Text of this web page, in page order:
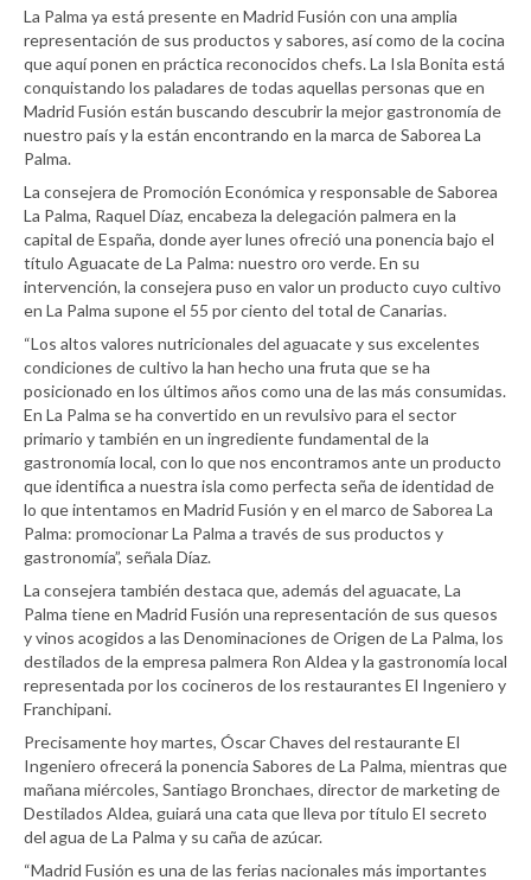
La Palma ya está presente en Madrid Fusión con una amplia
representación de sus productos y sabores, así como de la cocina
que aquí ponen en práctica reconocidos chefs. La Isla Bonita está
conquistando los paladares de todas aquellas personas que en
Madrid Fusión están buscando descubrir la mejor gastronomía de
nuestro país y la están encontrando en la marca de Saborea La
Palma.
La consejera de Promoción Económica y responsable de Saborea
La Palma, Raquel Díaz, encabeza la delegación palmera en la
capital de España, donde ayer lunes ofreció una ponencia bajo el
título Aguacate de La Palma: nuestro oro verde. En su
intervención, la consejera puso en valor un producto cuyo cultivo
en La Palma supone el 55 por ciento del total de Canarias.
“Los altos valores nutricionales del aguacate y sus excelentes
condiciones de cultivo la han hecho una fruta que se ha
posicionado en los últimos años como una de las más consumidas.
En La Palma se ha convertido en un revulsivo para el sector
primario y también en un ingrediente fundamental de la
gastronomía local, con lo que nos encontramos ante un producto
que identifica a nuestra isla como perfecta seña de identidad de
lo que intentamos en Madrid Fusión y en el marco de Saborea La
Palma: promocionar La Palma a través de sus productos y
gastronomía”, señala Díaz.
La consejera también destaca que, además del aguacate, La
Palma tiene en Madrid Fusión una representación de sus quesos
y vinos acogidos a las Denominaciones de Origen de La Palma, los
destilados de la empresa palmera Ron Aldea y la gastronomía local
representada por los cocineros de los restaurantes El Ingeniero y
Franchipani.
Precisamente hoy martes, Óscar Chaves del restaurante El
Ingeniero ofrecerá la ponencia Sabores de La Palma, mientras que
mañana miércoles, Santiago Bronchaes, director de marketing de
Destilados Aldea, guiará una cata que lleva por título El secreto
del agua de La Palma y su caña de azúcar.
“Madrid Fusión es una de las ferias nacionales más importantes